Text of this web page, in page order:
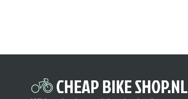
CHEAP BIKE SHOP.NL